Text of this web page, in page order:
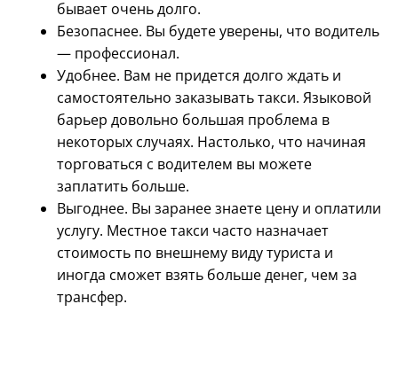
бывает очень долго.
Безопаснее. Вы будете уверены, что водитель
— профессионал.
Удобнее. Вам не придется долго ждать и
самостоятельно заказывать такси. Языковой
барьер довольно большая проблема в
некоторых случаях. Настолько, что начиная
торговаться с водителем вы можете
заплатить больше.
Выгоднее. Вы заранее знаете цену и оплатили
услугу. Местное такси часто назначает
стоимость по внешнему виду туриста и
иногда сможет взять больше денег, чем за
трансфер.